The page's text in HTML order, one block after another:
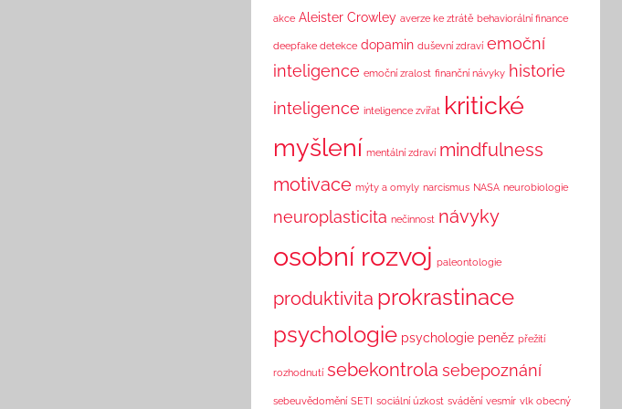
akce Aleister Crowley averze ke ztrátě behaviorální finance
deepfake detekce dopamin duševní zdraví emoční
inteligence emoční zralost finanční návyky historie
inteligence inteligence zvířat kritické
myšlení mentální zdraví mindfulness
motivace mýty a omyly narcismus NASA neurobiologie
neuroplasticita nečinnost návyky
osobní rozvoj paleontologie
produktivita prokrastinace
psychologie psychologie peněz přežití
rozhodnutí sebekontrola sebepoznání
sebeuvědomění SETI sociální úzkost svádění vesmír vlk obecný